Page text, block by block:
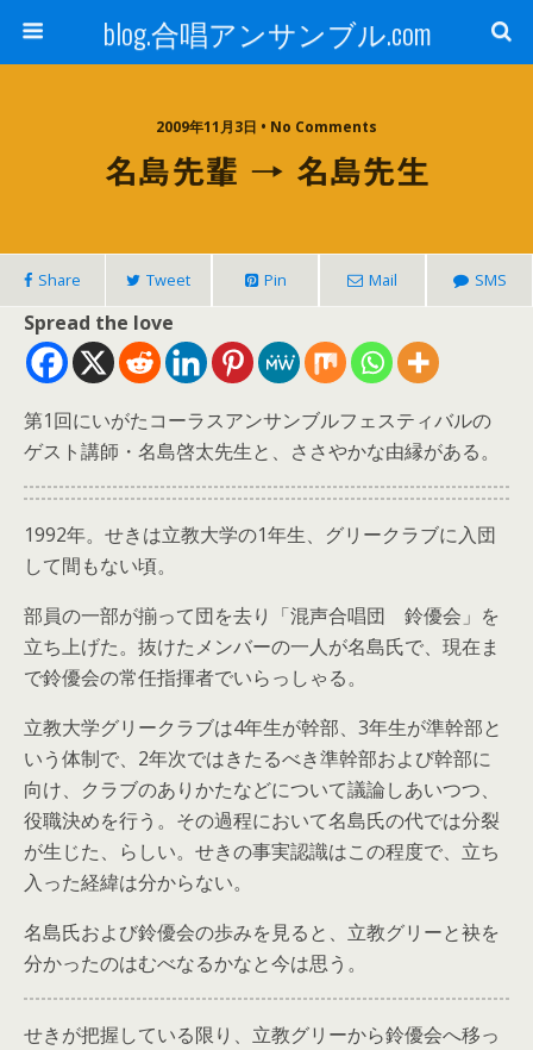
blog.合唱アンサンブル.com
2009年11月3日 • No Comments
名島先輩 → 名島先生
Share Tweet Pin Mail SMS
Spread the love
第1回にいがたコーラスアンサンブルフェスティバルの
ゲスト講師・名島啓太先生と、ささやかな由縁がある。
1992年。せきは立教大学の1年生、グリークラブに入団
して間もない頃。
部員の一部が揃って団を去り「混声合唱団 鈴優会」を
立ち上げた。抜けたメンバーの一人が名島氏で、現在ま
で鈴優会の常任指揮者でいらっしゃる。
立教大学グリークラブは4年生が幹部、3年生が準幹部と
いう体制で、2年次ではきたるべき準幹部および幹部に
向け、クラブのありかたなどについて議論しあいつつ、
役職決めを行う。その過程において名島氏の代では分裂
が生じた、らしい。せきの事実認識はこの程度で、立ち
入った経緯は分からない。
名島氏および鈴優会の歩みを見ると、立教グリーと袂を
分かったのはむべなるかなと今は思う。
せきが把握している限り、立教グリーから鈴優会へ移っ